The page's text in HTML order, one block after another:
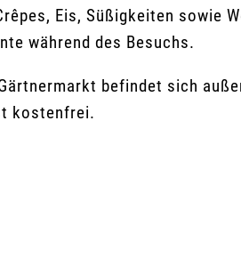
Eis, Süßigkeiten sowie
während des Besuchs.
befindet sich
kostenfrei.